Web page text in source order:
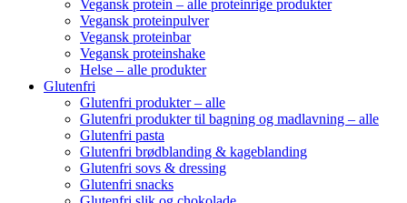
Vegansk protein – alle proteinrige produkter
Vegansk proteinpulver
Vegansk proteinbar
Vegansk proteinshake
Helse – alle produkter
Glutenfri
Glutenfri produkter – alle
Glutenfri produkter til bagning og madlavning – alle
Glutenfri pasta
Glutenfri brødblanding & kageblanding
Glutenfri sovs & dressing
Glutenfri snacks